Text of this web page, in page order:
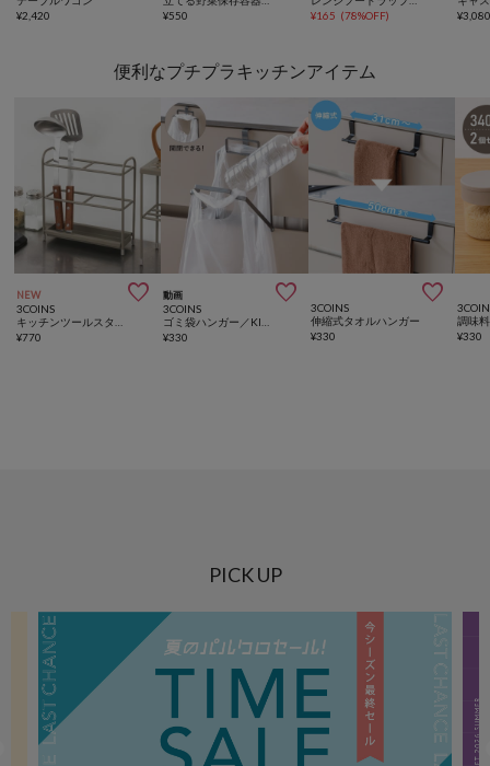
¥2,420
¥550
¥165 (78%OFF) ¥
便利なプチプラキッチンアイテム
NEW 
3COINS
¥770
動画 
3COINS
¥330

3COINS
伸縮式タオルハンガー
¥330 ¥330
PICK UP